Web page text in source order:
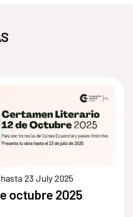
23 July 2025
octubre 2025